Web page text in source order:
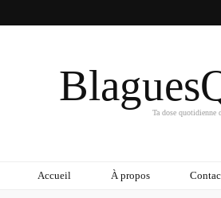
Ta dose quotidienne
Accueil À propos